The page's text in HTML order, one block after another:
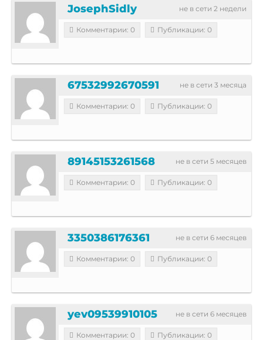
не в сети 2 недели
JosephSidly
Комментарии: 0 Публикации: 0
не в сети 3 месяца
67532992670591
Комментарии: 0 Публикации: 0
не в сети 5 месяцев
89145153261568
Комментарии: 0 Публикации: 0
не в сети 6 месяцев
3350386176361
Комментарии: 0 Публикации: 0
не в сети 6 месяцев
yev09539910105
Комментарии: 0 Публикации: 0